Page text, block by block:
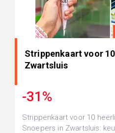
Strippenkaart voor
Zwartsluis
-31%
Strippenkaart voor 10
Snoepers in Zwartsluis: